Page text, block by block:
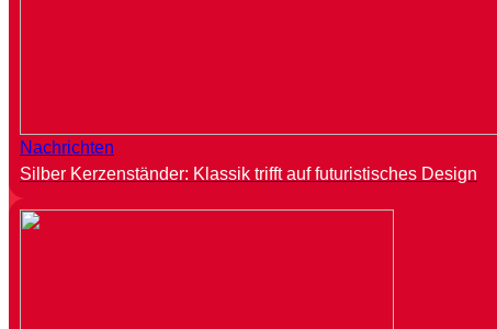
Nachrichten
Silber Kerzenständer: Klassik trifft auf futuristisches Design